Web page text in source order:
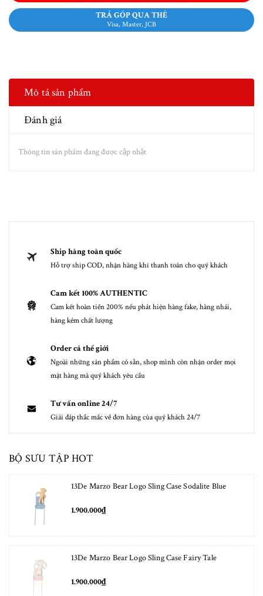
TRẢ GÓP QUA THẺ
Visa, Master, JCB
Mô tả sản phẩm
Đánh giá
Thông tin sản phẩm đang được cập nhật
Ship hàng toàn quốc
Hỗ trợ ship COD, nhận hàng khi thanh toán cho quý khách
Cam kết 100% AUTHENTIC
Cam kết hoàn tiền 200% nếu phát hiện hàng fake, hàng nhái,
hàng kém chất lượng
Order cả thế giới
Ngoài những sản phẩm có sẵn, shop mình còn nhận order mọi
mặt hàng mà quý khách yêu cầu
Tư vấn online 24/7
Giải đáp thắc mắc về đơn hàng của quý khách 24/7
BỘ SƯU TẬP HOT
13De Marzo Bear Logo Sling Case Sodalite Blue
1.900.000₫
13De Marzo Bear Logo Sling Case Fairy Tale
1.900.000₫